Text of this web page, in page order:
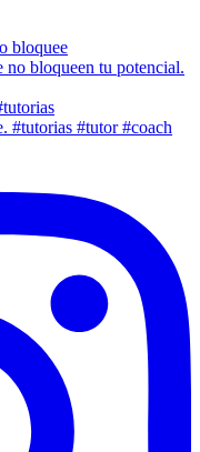
bloquee